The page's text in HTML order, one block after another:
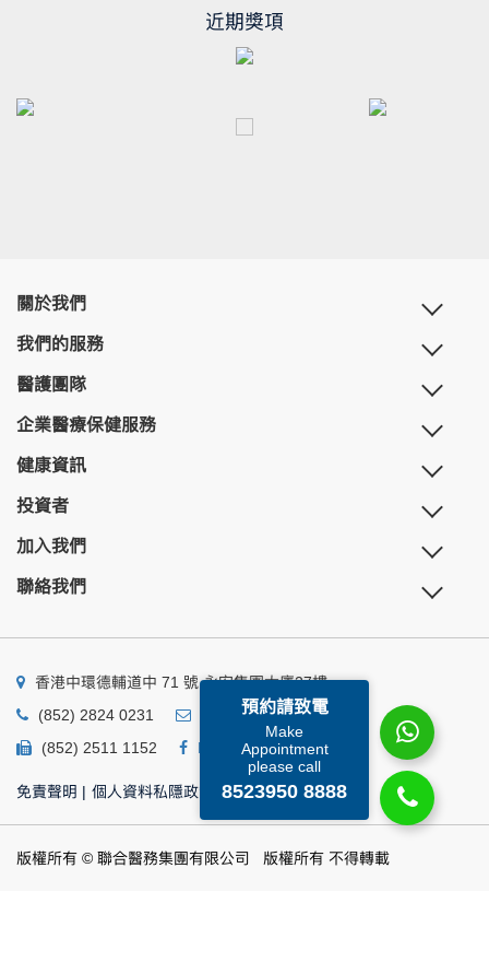
預約請致電
Make
Appointment
please call
8523950 8888
近期獎項
關於我們
我們的服務
醫護團隊
企業醫療保健服務
健康資訊
投資者
加入我們
聯絡我們
香港中環德輔道中 71 號 永安集團大廈27樓
(852) 2824 0231
business@ump.com.hk
(852) 2511 1152
Facebook Linkedin
免責聲明 | 個人資料私隱政策 | 個人資料收集聲明
版權所有 © 聯合醫務集團有限公司 版權所有 不得轉載